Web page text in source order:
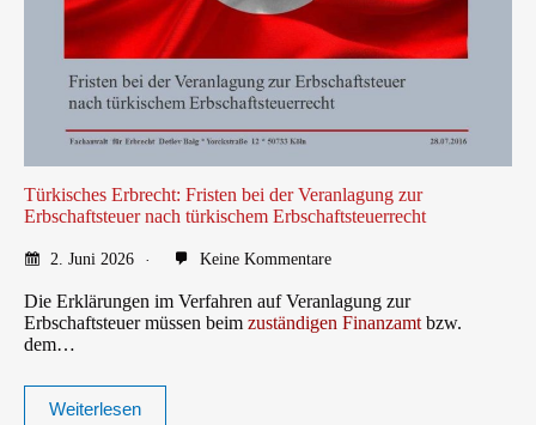
Türkisches Erbrecht: Fristen bei der Veranlagung zur
Erbschaftsteuer nach türkischem Erbschaftsteuerrecht
2. Juni 2026 Keine Kommentare
Die Erklärungen im Verfahren auf Veranlagung zur
Erbschaftsteuer müssen beim zuständigen Finanzamt bzw.
dem…
Weiterlesen